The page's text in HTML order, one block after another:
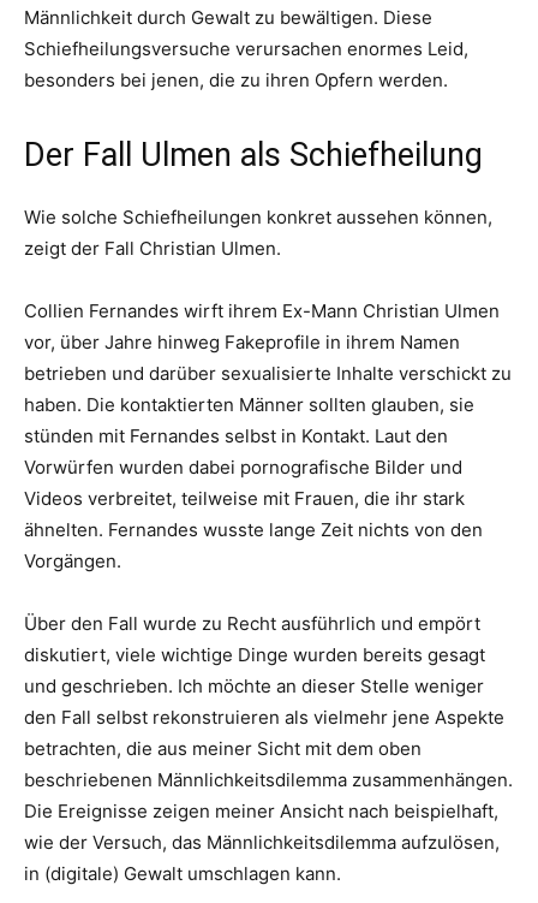
Männlichkeit durch Gewalt zu bewältigen. Diese
Schiefheilungsversuche verursachen enormes Leid,
besonders bei jenen, die zu ihren Opfern werden.
Der Fall Ulmen als Schiefheilung
Wie solche Schiefheilungen konkret aussehen können,
zeigt der Fall Christian Ulmen.
Collien Fernandes wirft ihrem Ex-Mann Christian Ulmen
vor, über Jahre hinweg Fakeprofile in ihrem Namen
betrieben und darüber sexualisierte Inhalte verschickt zu
haben. Die kontaktierten Männer sollten glauben, sie
stünden mit Fernandes selbst in Kontakt. Laut den
Vorwürfen wurden dabei pornografische Bilder und
Videos verbreitet, teilweise mit Frauen, die ihr stark
ähnelten. Fernandes wusste lange Zeit nichts von den
Vorgängen.
Über den Fall wurde zu Recht ausführlich und empört
diskutiert, viele wichtige Dinge wurden bereits gesagt
und geschrieben. Ich möchte an dieser Stelle weniger
den Fall selbst rekonstruieren als vielmehr jene Aspekte
betrachten, die aus meiner Sicht mit dem oben
beschriebenen Männlichkeitsdilemma zusammenhängen.
Die Ereignisse zeigen meiner Ansicht nach beispielhaft,
wie der Versuch, das Männlichkeitsdilemma aufzulösen,
in (digitale) Gewalt umschlagen kann.